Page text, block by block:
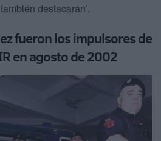
destacarán’.
fueron los impulsores de
en agosto de 2002